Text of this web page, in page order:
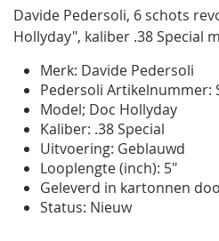
Davide Pedersoli, 6 schots
Hollyday", kaliber .38 Special
Merk: Davide Pedersoli
Pedersoli Artikelnummer:
Model; Doc Hollyday
Kaliber: .38 Special
Uitvoering: Geblauwd
Looplengte (inch): 5"
Geleverd in kartonnen
Status: Nieuw